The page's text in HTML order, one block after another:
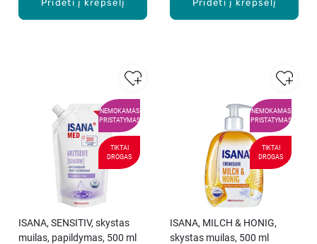
Pridėti į krepšelį Pridėti į krepšelį
NEMOKAMAS
PRISTATYMAS
TIKTAI
DROGAS
ISANA, SENSITIV, skystas
muilas, papildymas, 500 ml
NEMOKAMAS
PRISTATYMAS
TIKTAI
DROGAS
ISANA, MILCH & HONIG,
skystas muilas, 500 ml